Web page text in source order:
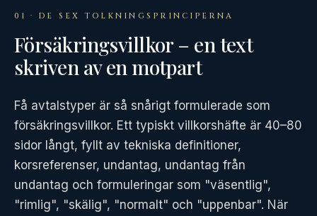
01 · DE SEX TOLKNINGSPRINCIPERNA
Försäkringsvillkor – en text
skriven av en motpart
Få avtalstyper är så snårigt formulerade som
försäkringsvillkor. Ett typiskt villkorshäfte är 40–80
sidor långt, fyllt av tekniska definitioner,
korsreferenser, undantag, undantag från
undantag och formuleringar som "väsentlig",
"rimlig", "skälig", "normalt" och "uppenbar". När